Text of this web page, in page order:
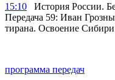
15:10 История России.
Передача 59: Иван
тирана. Освоение Сибири
программа передач